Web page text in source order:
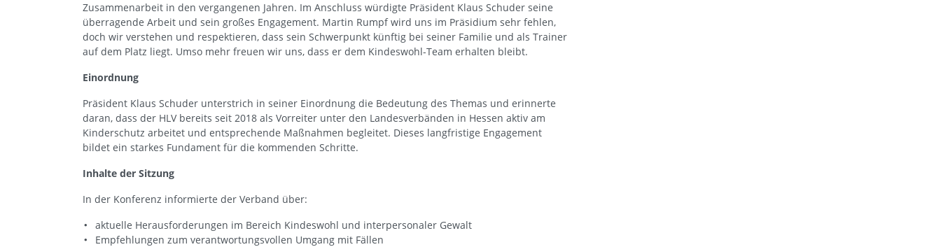
Zusammenarbeit in den vergangenen Jahren. Im Anschluss würdigte Präsident Klaus Schuder seine
überragende Arbeit und sein großes Engagement. Martin Rumpf wird uns im Präsidium sehr fehlen,
doch wir verstehen und respektieren, dass sein Schwerpunkt künftig bei seiner Familie und als Trainer
auf dem Platz liegt. Umso mehr freuen wir uns, dass er dem Kindeswohl-Team erhalten bleibt.
Einordnung
Präsident Klaus Schuder unterstrich in seiner Einordnung die Bedeutung des Themas und erinnerte
daran, dass der HLV bereits seit 2018 als Vorreiter unter den Landesverbänden in Hessen aktiv am
Kinderschutz arbeitet und entsprechende Maßnahmen begleitet. Dieses langfristige Engagement
bildet ein starkes Fundament für die kommenden Schritte.
Inhalte der Sitzung
In der Konferenz informierte der Verband über:
aktuelle Herausforderungen im Bereich Kindeswohl und interpersonaler Gewalt
Empfehlungen zum verantwortungsvollen Umgang mit Fällen